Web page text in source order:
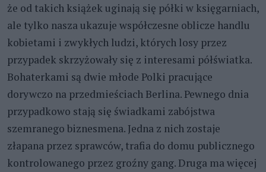
że od takich książek uginają się półki w księgarniach,
ale tylko nasza ukazuje współczesne oblicze handlu
kobietami i zwykłych ludzi, których losy przez
przypadek skrzyżowały się z interesami półświatka.
Bohaterkami są dwie młode Polki pracujące
dorywczo na przedmieściach Berlina. Pewnego dnia
przypadkowo stają się świadkami zabójstwa
szemranego biznesmena. Jedna z nich zostaje
złapana przez sprawców, trafia do domu publicznego
kontrolowanego przez groźny gang. Druga ma więcej